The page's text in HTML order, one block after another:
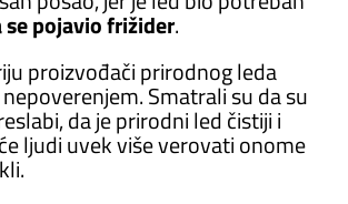
se pojavio frižider.
proizvođači prirodnog leda
Smatrali su da su
da je prirodni led čistiji i
ljudi uvek više verovati onome